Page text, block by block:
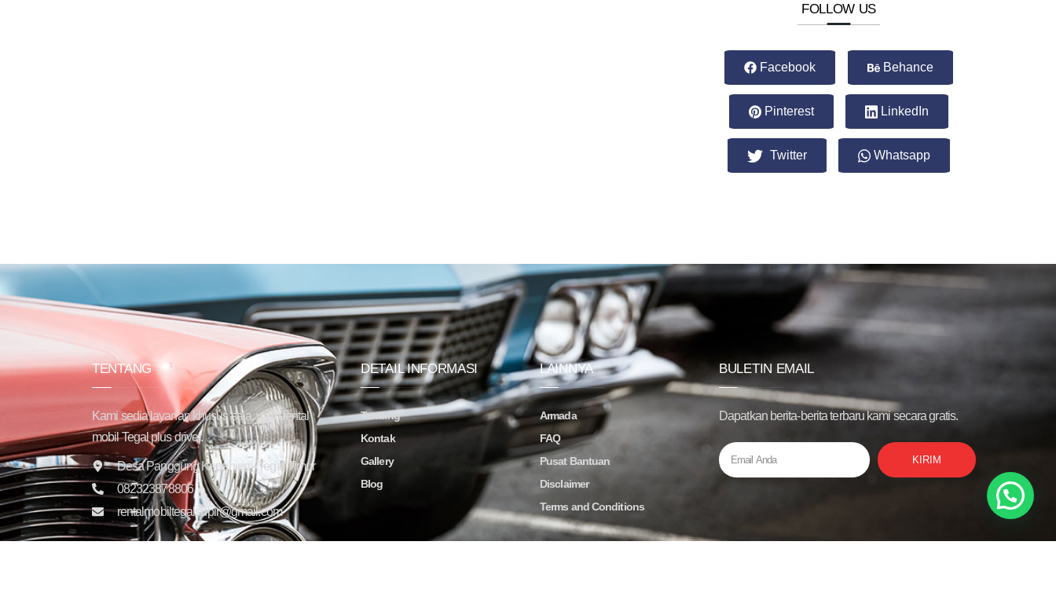
FOLLOW US
Facebook Behance
Pinterest LinkedIn
Twitter Whatsapp
TENTANG
Kami sedia layanan khusus saja, yaitu rental
mobil Tegal plus driver.
Desa Panggung Kepanjen - Tegal Timur
082323878806
rentalmobiltegalsupir@gmail.com
DETAIL INFORMASI
Tentang
Kontak
Gallery
Blog
LAINNYA
Armada
FAQ
Pusat Bantuan
Disclaimer
Terms and Conditions
BULETIN EMAIL
Dapatkan berita-berita terbaru kami secara gratis.
KIRIM